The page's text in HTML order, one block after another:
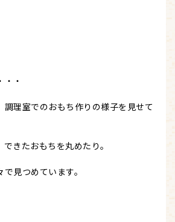
・
調理室でのおもち作りの様子を見せて
きたおもちを丸めたり。
見つめています。